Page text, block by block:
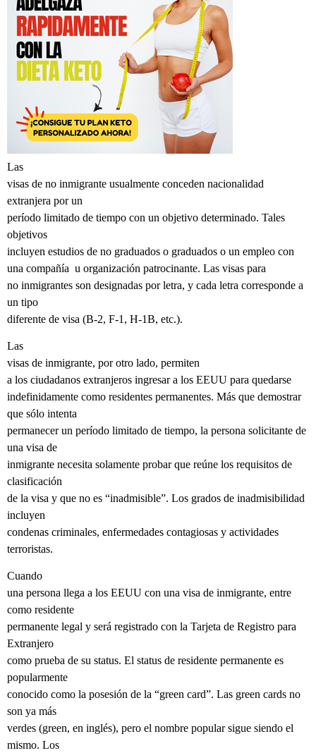
Las
visas de no inmigrante usualmente conceden nacionalidad
extranjera por un
período limitado de tiempo con un objetivo determinado. Tales
objetivos
incluyen estudios de no graduados o graduados o un empleo con
una compañía u organización patrocinante. Las visas para
no inmigrantes son designadas por letra, y cada letra corresponde a
un tipo
diferente de visa (B-2, F-1, H-1B, etc.).
Las
visas de inmigrante, por otro lado, permiten
a los ciudadanos extranjeros ingresar a los EEUU para quedarse
indefinidamente como residentes permanentes. Más que demostrar
que sólo intenta
permanecer un período limitado de tiempo, la persona solicitante de
una visa de
inmigrante necesita solamente probar que reúne los requisitos de
clasificación
de la visa y que no es “inadmisible”. Los grados de inadmisibilidad
incluyen
condenas criminales, enfermedades contagiosas y actividades
terroristas.
Cuando
una persona llega a los EEUU con una visa de inmigrante, entre
como residente
permanente legal y será registrado con la Tarjeta de Registro para
Extranjero
como prueba de su status. El status de residente permanente es
popularmente
conocido como la posesión de la “green card”. Las green cards no
son ya más
verdes (green, en inglés), pero el nombre popular sigue siendo el
mismo. Los